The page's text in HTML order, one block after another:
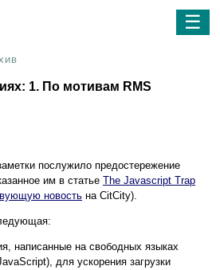
☰
1. По мотивам RMS
послужило предостережение
им в статье The Javascript Trap
новость на CitCity).
написанные на свободных языках
для ускорения загрузки